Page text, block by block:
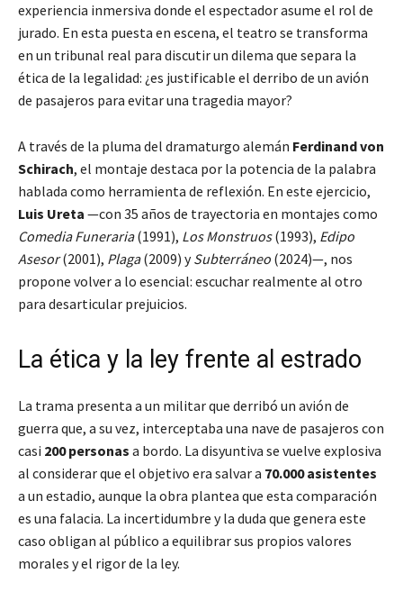
experiencia inmersiva donde el espectador asume el rol de
jurado. En esta puesta en escena, el teatro se transforma
en un tribunal real para discutir un dilema que separa la
ética de la legalidad: ¿es justificable el derribo de un avión
de pasajeros para evitar una tragedia mayor?
A través de la pluma del dramaturgo alemán Ferdinand von
Schirach, el montaje destaca por la potencia de la palabra
hablada como herramienta de reflexión. En este ejercicio,
Luis Ureta —con 35 años de trayectoria en montajes como
Comedia Funeraria(1991), Los Monstruos(1993), Edipo
Asesor(2001), Plaga(2009) ySubterráneo (2024)—, nos
propone volver a lo esencial: escuchar realmente al otro
para desarticular prejuicios.
La ética y la ley frente al estrado
La trama presenta a un militar que derribó un avión de
guerra que, a su vez, interceptaba una nave de pasajeros con
casi 200 personas a bordo. La disyuntiva se vuelve explosiva
al considerar que el objetivo era salvar a 70.000 asistentes
a un estadio, aunque la obra plantea que esta comparación
es una falacia. La incertidumbre y la duda que genera este
caso obligan al público a equilibrar sus propios valores
morales y el rigor de la ley.